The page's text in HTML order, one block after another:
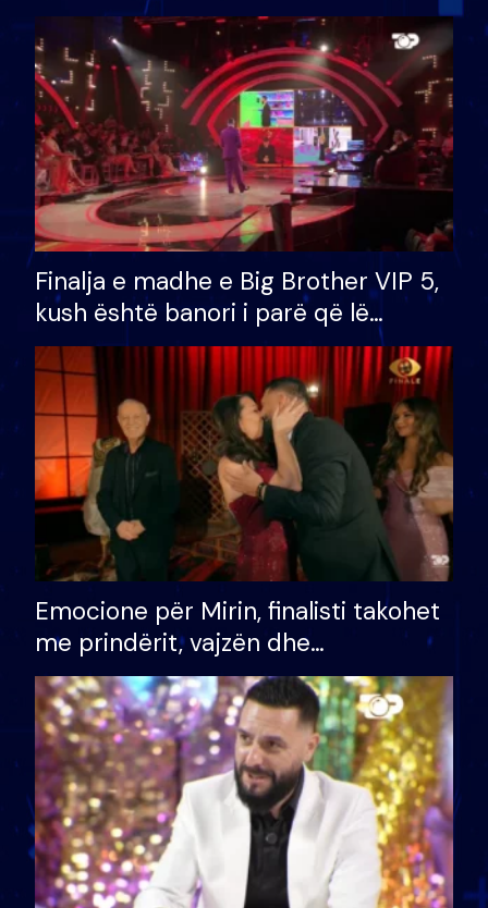
Finalja e madhe e Big Brother VIP 5,
kush është banori i parë që lë
shtëpinë dhe humb mundësinë për
të fituar çmimin e madh
Emocione për Mirin, finalisti takohet
me prindërit, vajzën dhe
bashkëshorten: S’kemi ndonjë letër
divorci apo jo?